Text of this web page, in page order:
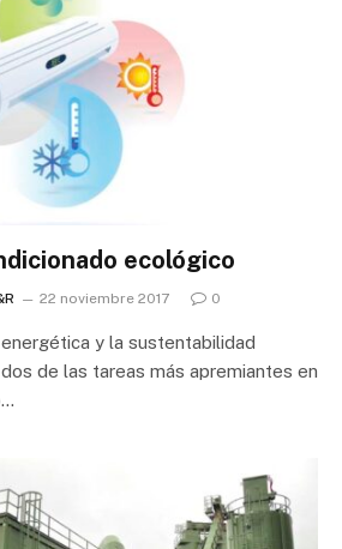
ecológico
22 noviembre 2017 0
y la sustentabilidad
de las tareas más apremiantes en